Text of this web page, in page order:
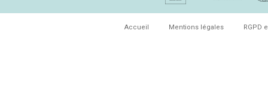
Accueil Mentions légales RGPD